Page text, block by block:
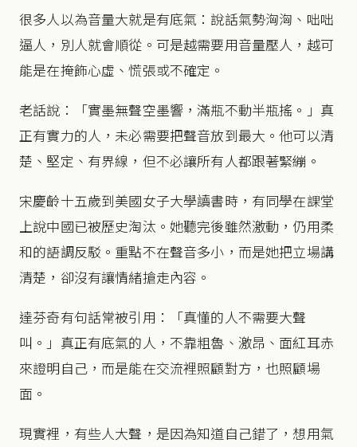
很多人以為音量大就是有底氣：說話氣勢洶洶、咄咄
逼人，別人就會順從。可是越需要用音量壓人，越可
能是在掩飾心虛、慌張或不確定。
老話說：「實墨無聲空墨響，滿瓶不動半瓶搖。」真
正有實力的人，未必需要把聲音放到最大。他可以清
楚、堅定、有界線，但不必讓所有人都跟著緊繃。
宋慶齡十五歲到美國女子大學讀書時，有同學在課堂
上說中國已被歷史淘汰。她聽完後雖然激動，仍用柔
和的語調反駁。重點不在聲音多小，而是她把立場講
清楚，卻沒有讓情緒搶走內容。
達芬奇有句話常被引用：「真懂的人不需要大聲
叫。」真正有底氣的人，不靠粗魯、激昂、面紅耳赤
來證明自己，而是能在交流裡照顧對方，也照顧場
面。
現實裡，有些人大聲，是因為知道自己錯了，想用氣